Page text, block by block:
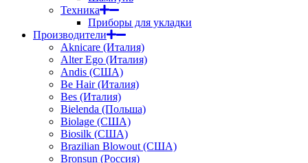
Техника
Приборы для укладки
Производители
Aknicare (Италия)
Alter Ego (Италия)
Andis (США)
Be Hair (Италия)
Bes (Италия)
Bielenda (Польша)
Biolage (США)
Biosilk (США)
Brazilian Blowout (США)
Bronsun (Россия)